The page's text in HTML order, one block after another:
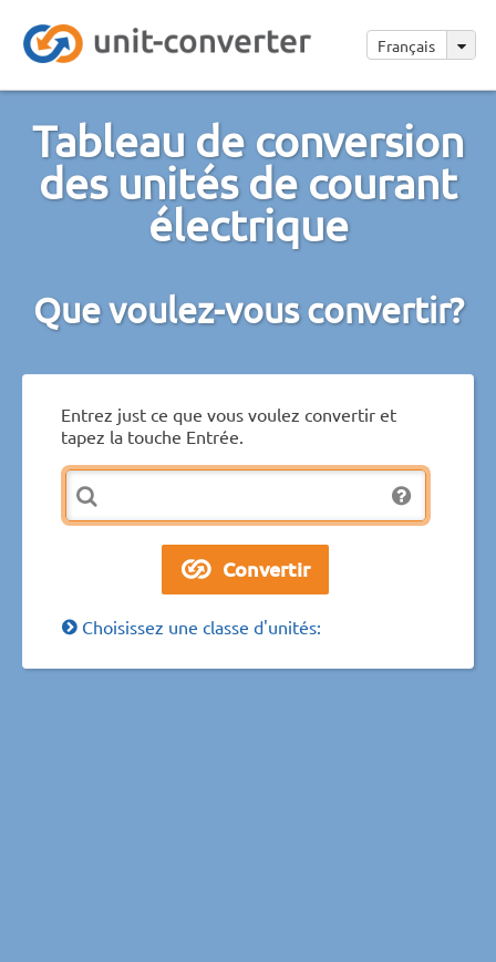
Français
Tableau de conversion
des unités de courant
électrique
Que voulez-vous convertir?
Entrez just ce que vous voulez convertir et
tapez la touche Entrée.
Choisissez une classe d'unités: